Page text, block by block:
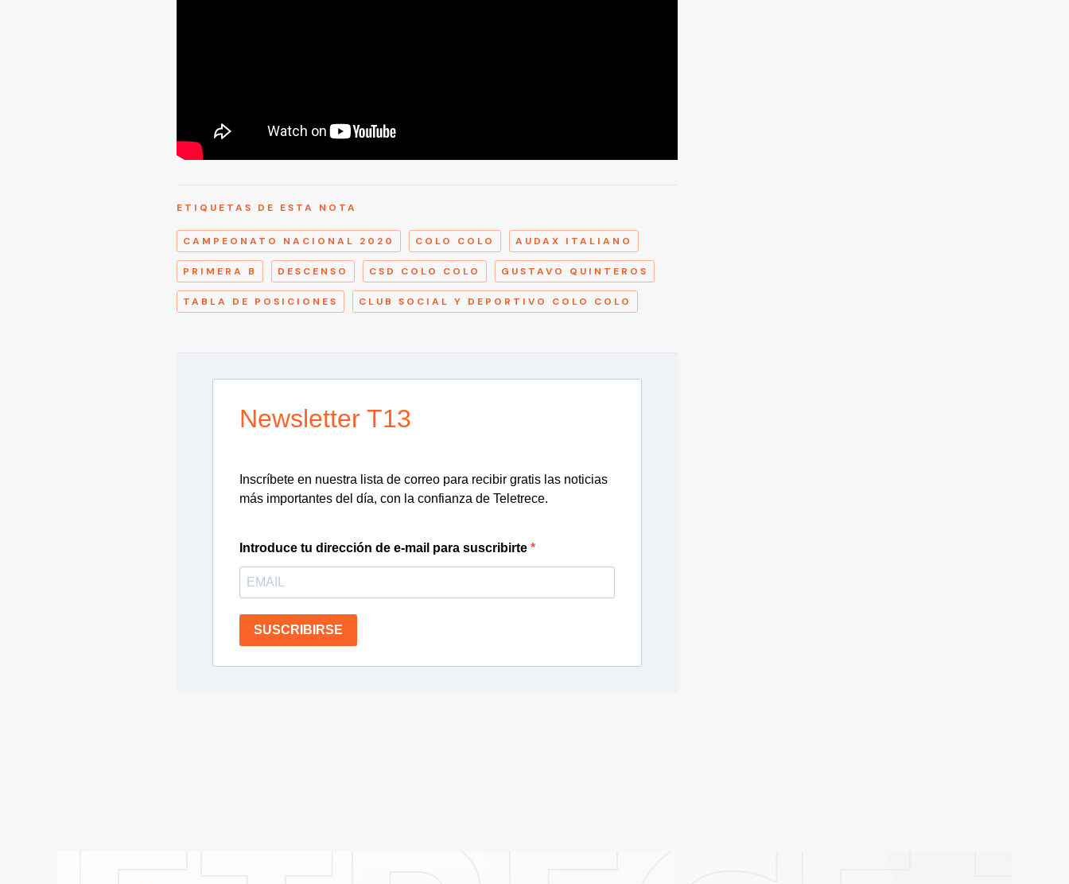
ETIQUETAS DE ESTA NOTA
CAMPEONATO NACIONAL 2020 COLO COLO AUDAX ITALIANO
PRIMERA B DESCENSO CSD COLO COLO GUSTAVO QUINTEROS
TABLA DE POSICIONES CLUB SOCIAL Y DEPORTIVO COLO COLO
Newsletter T13
Inscríbete en nuestra lista de correo para recibir gratis las noticias
más importantes del día, con la confianza de Teletrece.
Introduce tu dirección de e-mail para suscribirte
SUSCRIBIRSE